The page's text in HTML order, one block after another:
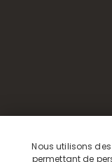
Nous utilisons
permettant de